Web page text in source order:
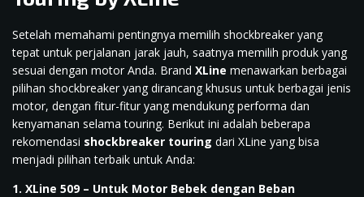
Setelah memahami pentingnya memilih shockbreaker yang
tepat untuk perjalanan jarak jauh, saatnya memilih produk yang
sesuai dengan motor Anda. Brand XLine menawarkan berbagai
pilihan shockbreaker yang dirancang khusus untuk berbagai jenis
motor, dengan fitur-fitur yang mendukung performa dan
kenyamanan selama touring. Berikut ini adalah beberapa
rekomendasi shockbreaker touring dari XLine yang bisa
menjadi pilihan terbaik untuk Anda:
1. XLine 509 – Untuk Motor Bebek dengan Beban